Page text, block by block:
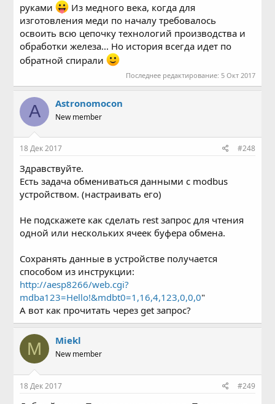
руками
Из медного века, когда для
изготовления меди по началу требовалось
освоить всю цепочку технологий производства и
обработки железа... Но история всегда идет по
обратной спирали
Последнее редактирование: 5 Окт 2017
A Astronomocon
New member
18 Дек 2017 #248
Здравствуйте.
Есть задача обмениваться данными с modbus
устройством. (настраивать его)
Не подскажете как сделать rest запрос для чтения
одной или нескольких ячеек буфера обмена.
Сохранять данные в устройстве получается
способом из инструкции:
http://aesp8266/web.cgi?
mdba123=Hello!&mdbt0=1,16,4,123,0,0,0"
А вот как прочитать через get запрос?
M Miekl
New member
18 Дек 2017 #249